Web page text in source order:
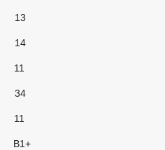
13
14
11
34
11
B1+